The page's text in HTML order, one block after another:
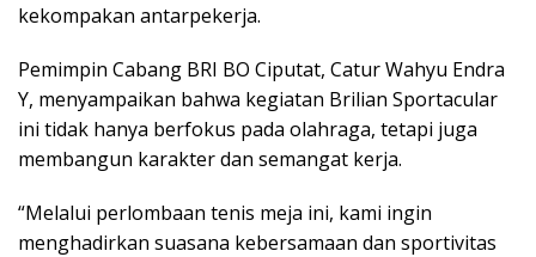
kekompakan antarpekerja.
Pemimpin Cabang BRI BO Ciputat, Catur Wahyu Endra
Y, menyampaikan bahwa kegiatan Brilian Sportacular
ini tidak hanya berfokus pada olahraga, tetapi juga
membangun karakter dan semangat kerja.
“Melalui perlombaan tenis meja ini, kami ingin
menghadirkan suasana kebersamaan dan sportivitas